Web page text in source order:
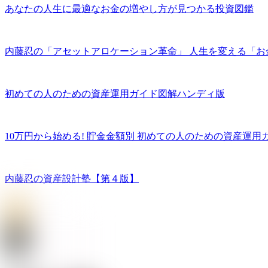
あなたの人生に最適なお金の増やし方が見つかる投資図鑑
内藤忍の「アセットアロケーション革命」 人生を変える「お
初めての人のための資産運用ガイド図解ハンディ版
10万円から始める! 貯金金額別 初めての人のための資産運用
内藤忍の資産設計塾【第４版】